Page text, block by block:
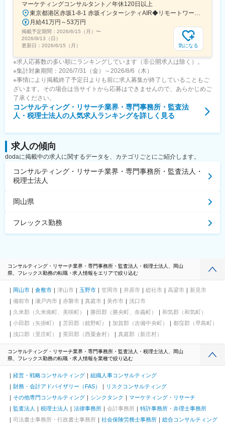
マーケティングコンサルタント／年休120日以上
東京都港区赤坂1-8-1 赤坂インターシティAIR◆リモートワーク相談可◆当面転勤なし＜アクセス＞東京メトロ銀座線、南北線「溜池山王駅」直結東京メトロ千代田線、丸ノ内線「国会議事堂前駅」直結※変更の範囲：会社の定める事業所※受動喫煙対策：屋内全面禁煙◆ この求人のPOINT ◆￣￣V￣￣￣￣￣￣￣￣￣＃世界約78万人規模の大手基盤で安定性◎裁量大きく挑戦・成長できる環境＃土日祝休／連続5日以上の休暇取得も可能！／フルフレックス（コアタイムなし）＃各国から集結したノウハウを活用して、国内の先駆けとなる提案もできる
月給41万円～53万円
掲載予定期間： 2026/6/15（月） 〜
2026/9/13（日）
更新日： 2026/6/15（月） 気になる
※求人応募数の多い順にランキングしています（非公開求人は除く）。
※集計対象期間：2026/7/31（金）～2026/8/6（木）
※事情により掲載終了予定日よりも前に求人募集が終了していることもご
ざいます。その場合は当サイトから応募はできませんので、あらかじめご
了承ください。
コンサルティング・リサーチ業界・専門事務所・監査法
人・税理士法人の人気求人ランキングを詳しく見る
求人の傾向
dodaに掲載中の求人に関するデータを、カテゴリごとにご紹介します。
コンサルティング・リサーチ業界・専門事務所・監査法人・
税理士法人
岡山県
フレックス勤務
コンサルティング・リサーチ業界・専門事務所・監査法人・税理士法人、岡山
県、フレックス勤務の転職・求人情報をエリアで絞り込む
岡山市 倉敷市 津山市 玉野市 笠岡市 井原市 総社市 高梁市
新見市
備前市
瀬戸内市 赤磐市 真庭市 美作市
浅口市
久米郡（久米南町、美咲町）
勝田郡（勝央町、奈義町）
和気郡（和気町）
小田郡（矢掛町）
苫田郡（鏡野町） 加賀郡（吉備中央町）
都窪郡（早島町）
浅口郡（里庄町）
英田郡（西粟倉村） 真庭郡（新庄村）
コンサルティング・リサーチ業界・専門事務所・監査法人・税理士法人、岡山
県、フレックス勤務の転職・求人情報を業種で絞り込む
経営・戦略コンサルティング
組織人事コンサルティング
財務・会計アドバイザリー（FAS）
リスクコンサルティング
その他専門コンサルティング
シンクタンク
マーケティング・リサーチ
監査法人
税理士法人 法律事務所 会計事務所
特許事務所・弁理士事務所
司法書士事務所・行政書士事務所
社会保険労務士事務所 総合コンサルティング